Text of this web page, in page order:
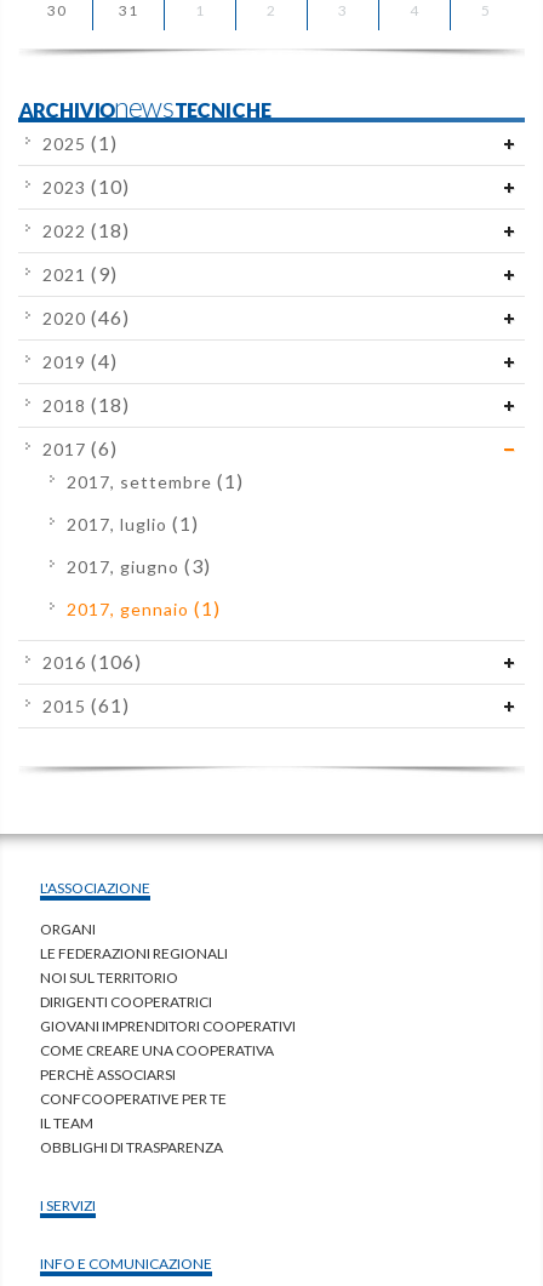
30 31 1 2 3 4 5
ARCHIVIOnewsTECNICHE
2025 (1)
2023 (10)
2022 (18)
2021 (9)
2020 (46)
2019 (4)
2018 (18)
2017 (6)
2017, settembre (1)
2017, luglio (1)
2017, giugno (3)
2017, gennaio (1)
2016 (106)
2015 (61)
L'ASSOCIAZIONE
ORGANI
LE FEDERAZIONI REGIONALI
NOI SUL TERRITORIO
DIRIGENTI COOPERATRICI
GIOVANI IMPRENDITORI COOPERATIVI
COME CREARE UNA COOPERATIVA
PERCHÈ ASSOCIARSI
CONFCOOPERATIVE PER TE
IL TEAM
OBBLIGHI DI TRASPARENZA
I SERVIZI
INFO E COMUNICAZIONE